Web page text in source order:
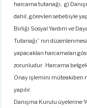
harcama tutanağı, g)
dahil, görevleri sebebiyle
Birliği Sosyal Yardım ve
Tutanağı” nın
yapacakları harcamaları
zorunludur. Harcama
Onay işlemini müteakiben
yapılır.
Danışma Kurulu üyelerine